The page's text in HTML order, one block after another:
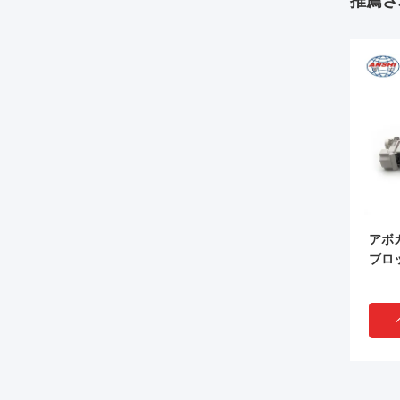
アボ
ブロ